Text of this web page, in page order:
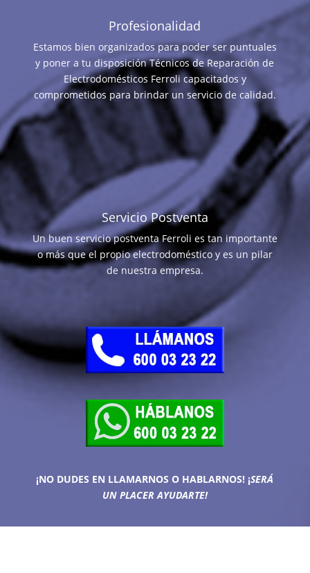
Profesionalidad
Estamos bien organizados para poder ser puntuales
y poner a tu disposición Técnicos de Reparación de
Electrodomésticos Ferroli capacitados y
comprometidos para brindar un servicio de calidad.
Servicio Postventa
Un buen servicio postventa Ferroli es tan importante
o más que el propio electrodoméstico y es un pilar
de nuestra empresa.
¡NO DUDES EN LLAMARNOS O HABLARNOS! ¡SERÁ
UN PLACER AYUDARTE!